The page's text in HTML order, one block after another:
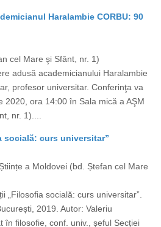
Haralambie CORBU: 90
cel Mare şi Sfânt, nr. 1)
adusă academicianului Haralambie
profesor universitar. Conferinţa va
2020, ora 14:00 în Sala mică a AŞM
nr. 1)....
socială: curs universitar”
a Moldovei (bd. Ștefan cel Mare
„Filosofia socială: curs universitar”.
2019. Autor: Valeriu
în filosofie, conf. univ., șeful Secției